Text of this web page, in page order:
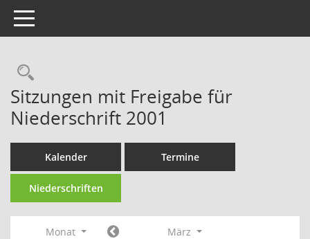
Toggle navigation
Rechercheauswahl
Sitzungen mit Freigabe für
Niederschrift 2001
Kalender Termine
Niederschriften
Monat
März